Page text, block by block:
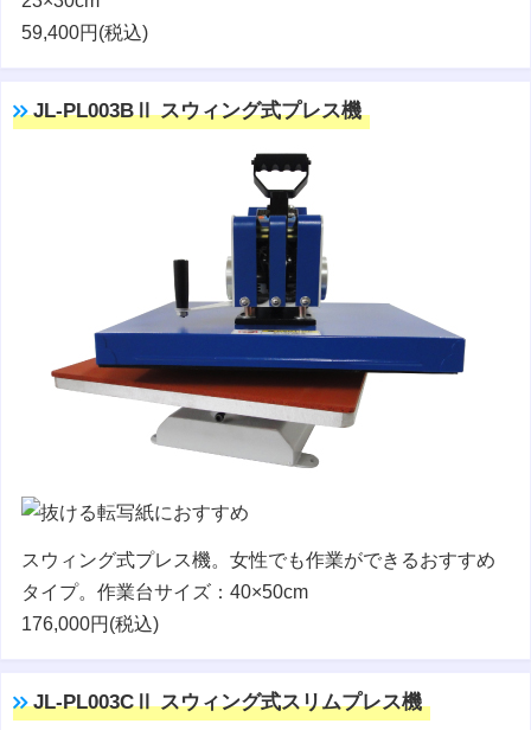
59,400円(税込)
JL-PL003BⅡ スウィング式プレス機
スウィング式プレス機。女性でも作業ができるおすすめ
タイプ。作業台サイズ：40×50cm
176,000円(税込)
JL-PL003CⅡ スウィング式スリムプレス機